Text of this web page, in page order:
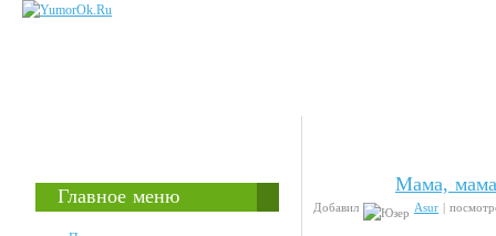
Главное меню
Мама,
Добавил Asur |